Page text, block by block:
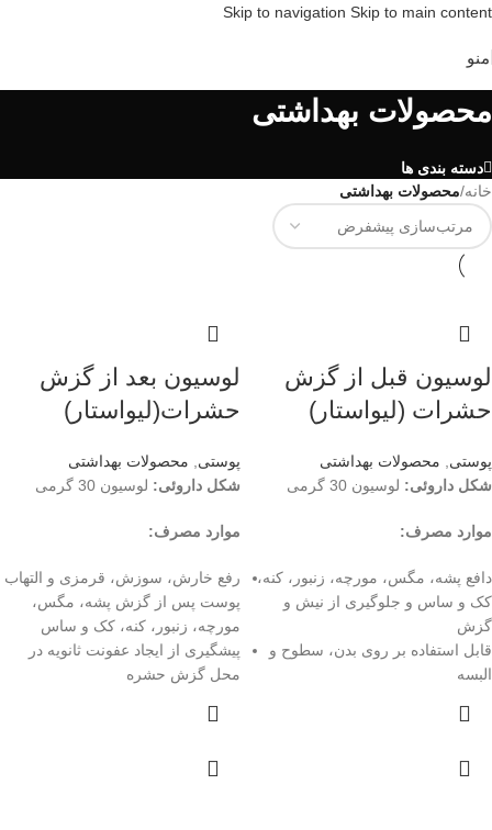
Skip to navigation Skip to main content
منو
محصولات بهداشتی
دسته بندی ها
خانه/محصولات بهداشتی
لوسیون قبل از گزش
حشرات (لیواستار)
پوستی
محصولات بهداشتی
شکل داروئی: لوسیون 30 گرمی
موارد مصرف:
دافع پشه، مگس، مورچه، زنبور، کنه،
کک و ساس و جلوگیری از نیش و
گزش
قابل استفاده بر روی بدن، سطوح و
البسه
لوسیون بعد از گزش
حشرات(لیواستار)
پوستی
محصولات بهداشتی
شکل داروئی: لوسیون 30 گرمی
موارد مصرف:
رفع خارش، سوزش، قرمزی و التهاب
پوست پس از گزش پشه، مگس،
مورچه، زنبور، کنه، کک و ساس
پیشگیری از ایجاد عفونت ثانویه در
محل گزش حشره